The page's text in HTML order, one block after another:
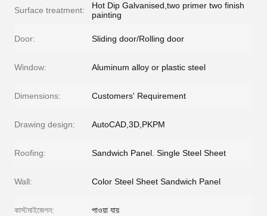
Surface treatment:
Hot Dip Galvanised,two primer two finish
painting
Door: Sliding door/Rolling door
Window: Aluminum alloy or plastic steel
Dimensions: Customers' Requirement
Drawing design: AutoCAD,3D,PKPM
Roofing: Sandwich Panel. Single Steel Sheet
Wall: Color Steel Sheet Sandwich Panel
কাস্টমাইজেশন: পাওয়া যায়